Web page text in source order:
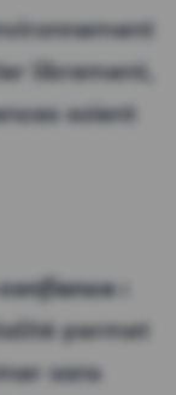
librement,
soient
:
permet
sans